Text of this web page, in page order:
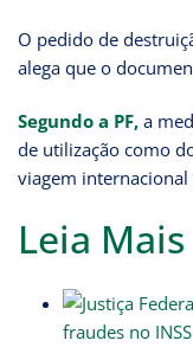
O pedido de
alega que o
Segundo a PF, a
de utilização como
viagem
Leia Mais